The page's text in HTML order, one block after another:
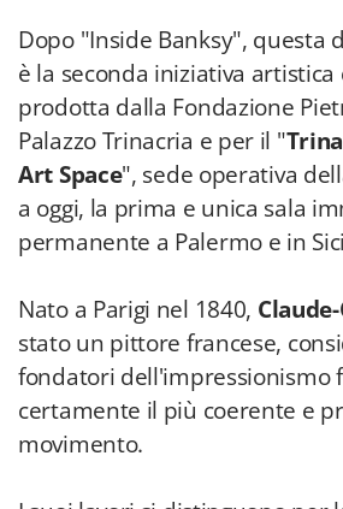
Dopo "Inside Banksy", questa
è la seconda iniziativa artistica
prodotta dalla Fondazione
Palazzo Trinacria e per il "
Art Space", sede operativa
a oggi, la prima e unica sala
permanente a Palermo e in
Nato a Parigi nel 1840,
stato un pittore francese,
fondatori dell'impressionismo
certamente il più coerente e
movimento.